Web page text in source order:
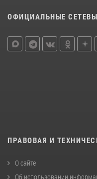
ОФИЦИАЛЬНЫЕ
ПРАВОВАЯ И
О сайте
Об использовании